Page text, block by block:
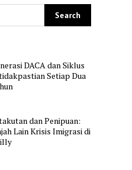
DACA dan Siklus
Setiap Dua
dan Penipuan:
Lain Krisis Imigrasi di